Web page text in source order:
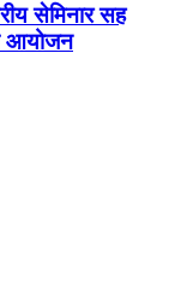
सेमिनार सह
आयोजन